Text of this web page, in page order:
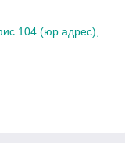
104 (юр.адрес),